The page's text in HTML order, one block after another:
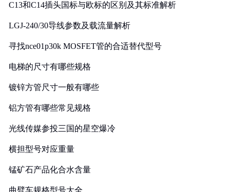
C13和C14插头国标与欧标的区别及其标准解析
LGJ-240/30导线参数及载流量解析
寻找nce01p30k MOSFET管的合适替代型号
电梯的尺寸有哪些规格
镀锌方管尺寸一般有哪些
铝方管有哪些常见规格
光线传媒参投三国的星空爆冷
横担型号对应重量
锰矿石产品化合水含量
曲臂车规格型号大全